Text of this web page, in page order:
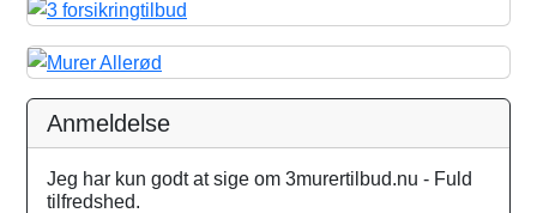
Anmeldelse
Jeg har kun godt at sige om 3murertilbud.nu - Fuld
tilfredshed.